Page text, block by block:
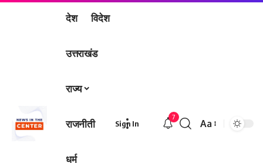
देश विदेश
उत्तराखंड
राज्य
राजनीती
धर्म
Sign In
7
Font
Aa